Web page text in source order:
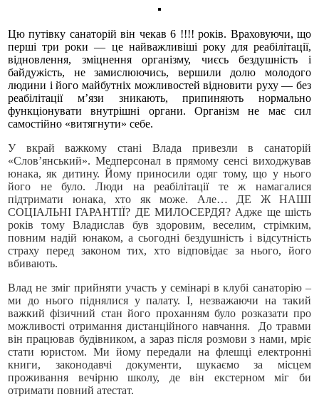
Цю путівку санаторій він чекав 6 !!!! років. Враховуючи, що
перші три роки — це найважливіші року для реабілітації,
відновлення, зміцнення організму, чиєсь бездушність і
байдужість, не замислюючись, вершили долю молодого
людини і його майбутніх можливостей відновити руху — без
реабілітації м’язи зникають, припиняють нормально
функціонувати внутрішні органи. Організм не має сил
самостійно «витягнути» себе.
У вкрай важкому стані Влада привезли в санаторій
«Слов’янський». Медперсонал в прямому сенсі виходжував
юнака, як дитину. Йому приносили одяг тому, що у нього
його не було. Люди на реабілітації те ж намагалися
підтримати юнака, хто як може. Але… ДЕ Ж НАШІ
СОЦІАЛЬНІ ГАРАНТІЇ? ДЕ МИЛОСЕРДЯ? Адже ще шість
років тому Владислав був здоровим, веселим, стрімким,
повним надій юнаком, а сьогодні бездушність і відсутність
страху перед законом тих, хто відповідає за нього, його
вбивають.
Влад не зміг прийняти участь у семінарі в клубі санаторію –
ми до нього піднялися у палату. І, незважаючи на такий
важкий фізичний стан його проханням було розказати про
можливості отримання дистанційного навчання. До травми
він працював будівником, а зараз після розмови з нами, мріє
стати юристом. Ми йому передали на флешці електронні
книги, законодавчі документи, шукаємо за місцем
проживання вечірню школу, де він екстерном міг би
отримати повний атестат.